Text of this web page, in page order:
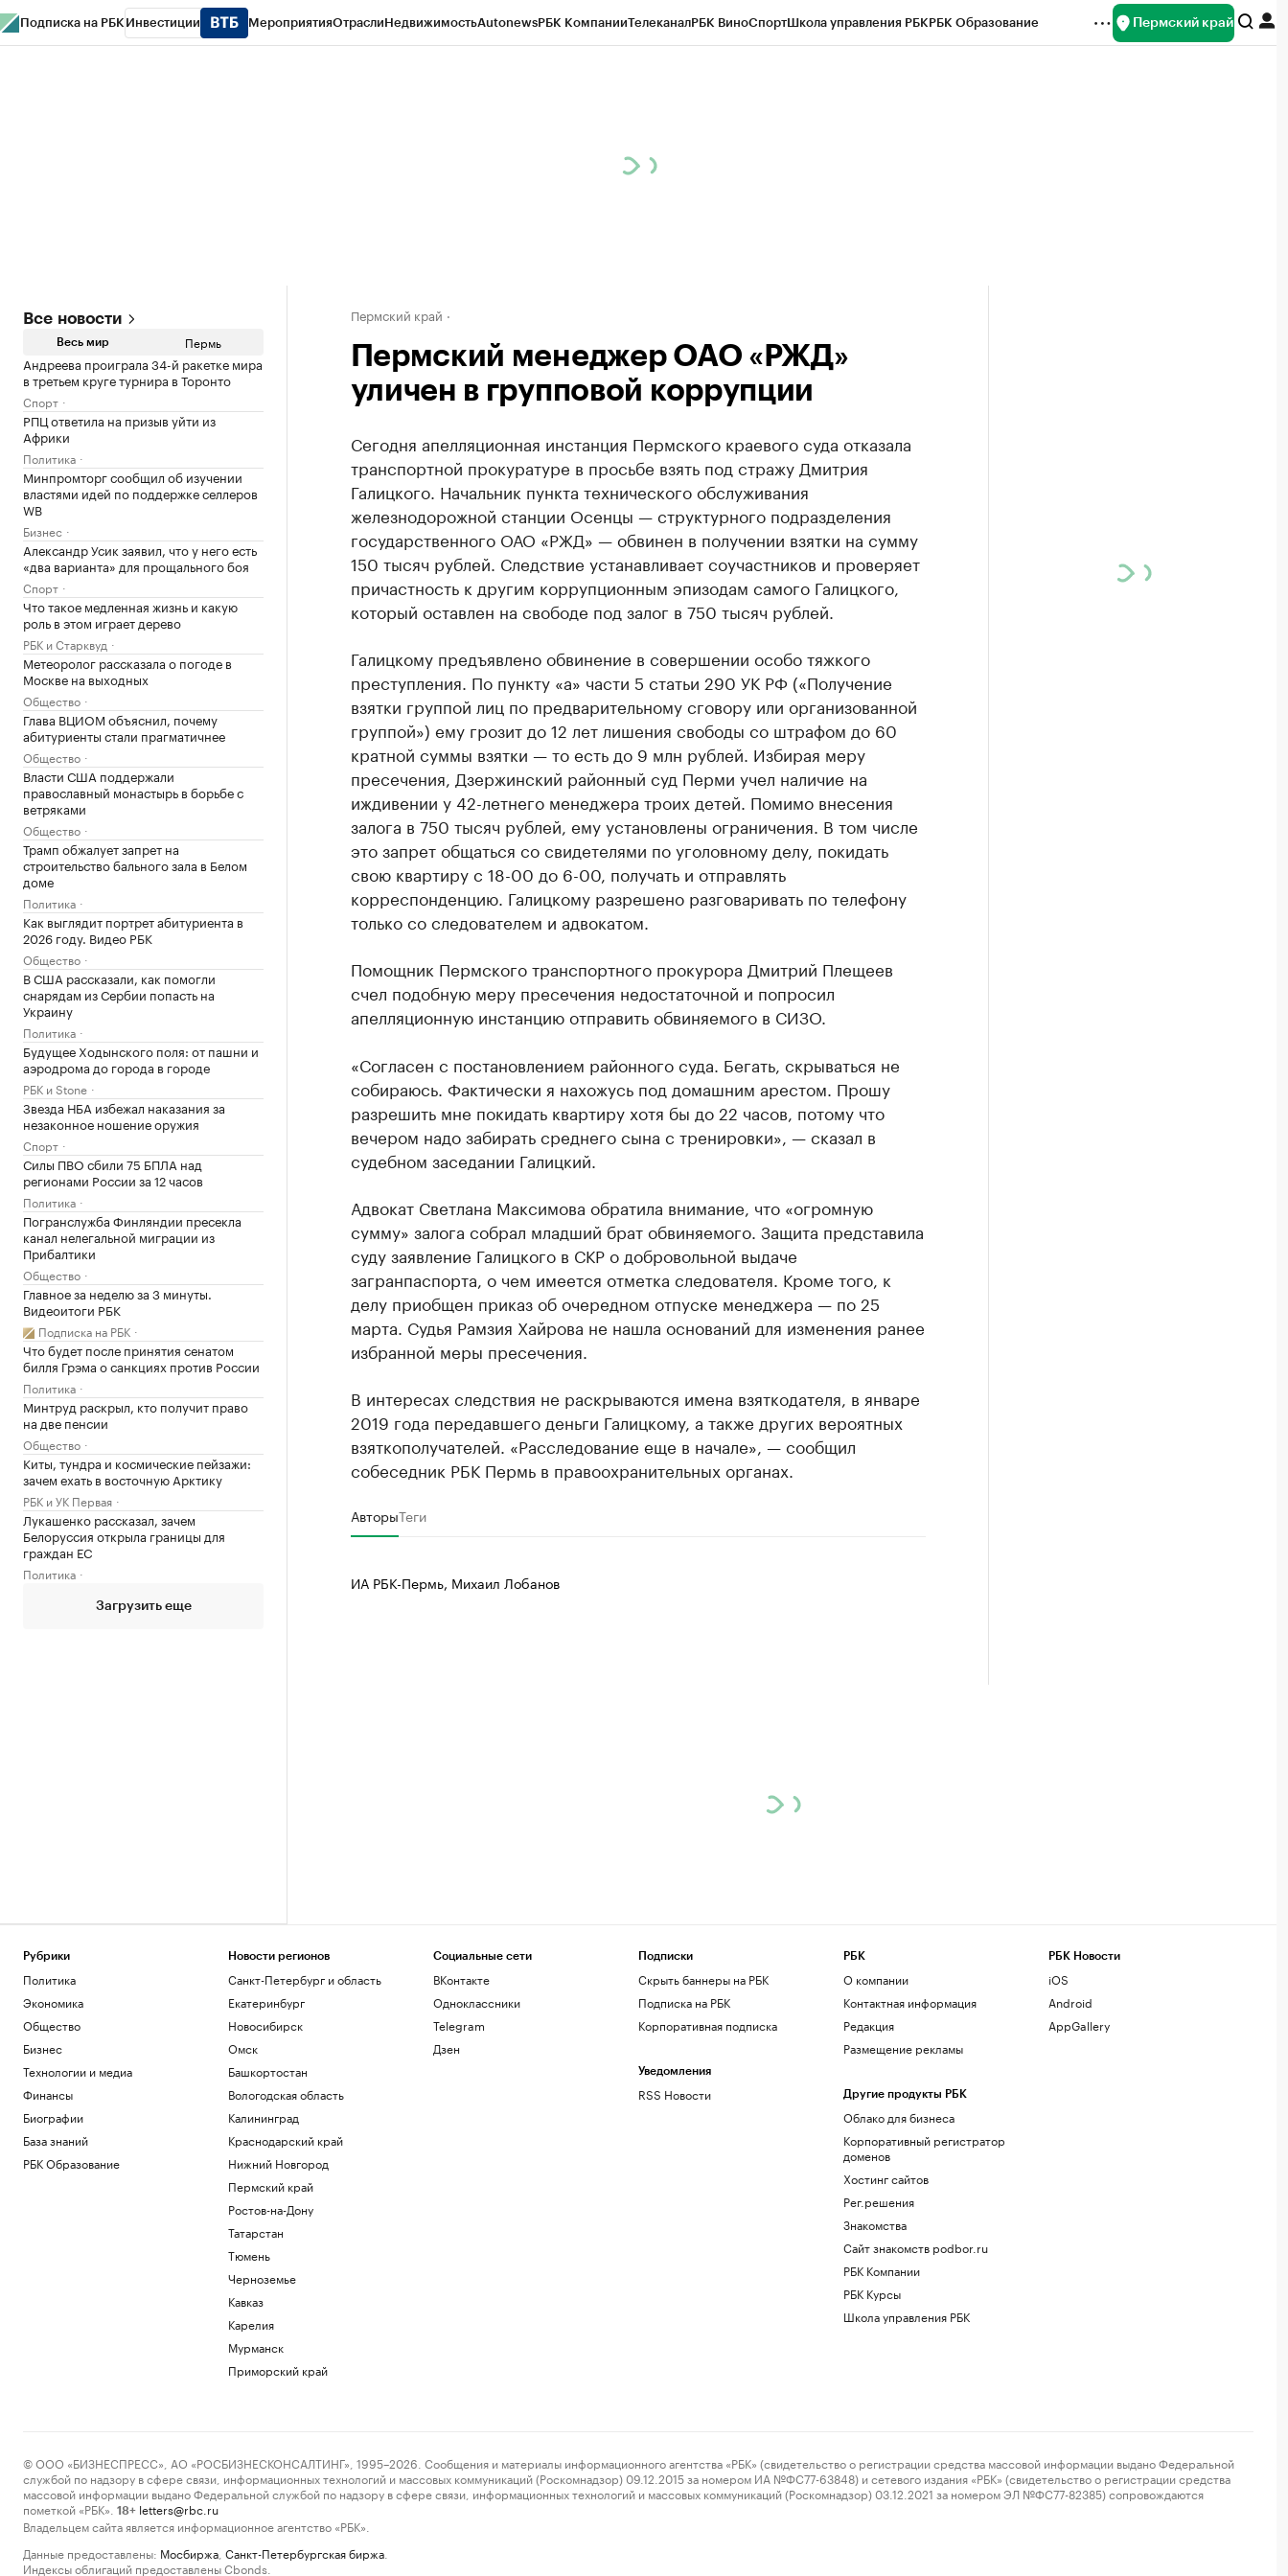
Подписка на РБК Инвестиции МероприятияОтраслиНедвижимостьAutonewsРБК КомпанииТелеканалРБК ВиноСпортШкола управления РБКРБК Образование Пермский край
Все новости
Весь мир Пермь
Андреева проиграла 34-й ракетке мира
в третьем круге турнира в Торонто
Спорт
РПЦ ответила на призыв уйти из
Африки
Политика
Минпромторг сообщил об изучении
властями идей по поддержке селлеров
WB
Бизнес
Александр Усик заявил, что у него есть
«два варианта» для прощального боя
Спорт
Что такое медленная жизнь и какую
роль в этом играет дерево
РБК и Старквуд
Метеоролог рассказала о погоде в
Москве на выходных
Общество
Глава ВЦИОМ объяснил, почему
абитуриенты стали прагматичнее
Общество
Власти США поддержали
православный монастырь в борьбе с
ветряками
Общество
Трамп обжалует запрет на
строительство бального зала в Белом
доме
Политика
Как выглядит портрет абитуриента в
2026 году. Видео РБК
Общество
В США рассказали, как помогли
снарядам из Сербии попасть на
Украину
Политика
Будущее Ходынского поля: от пашни и
аэродрома до города в городе
РБК и Stone
Звезда НБА избежал наказания за
незаконное ношение оружия
Спорт
Силы ПВО сбили 75 БПЛА над
регионами России за 12 часов
Политика
Погранслужба Финляндии пресекла
канал нелегальной миграции из
Прибалтики
Общество
Главное за неделю за 3 минуты.
Видеоитоги РБК
Подписка на РБК
Что будет после принятия сенатом
билля Грэма о санкциях против России
Политика
Минтруд раскрыл, кто получит право
на две пенсии
Общество
Киты, тундра и космические пейзажи:
зачем ехать в восточную Арктику
РБК и УК Первая
Лукашенко рассказал, зачем
Белоруссия открыла границы для
граждан ЕС
Политика
Загрузить еще
Пермский край
Пермский менеджер ОАО «РЖД»
уличен в групповой коррупции
Сегодня апелляционная инстанция Пермского краевого суда отказала
транспортной прокуратуре в просьбе взять под стражу Дмитрия
Галицкого. Начальник пункта технического обслуживания
железнодорожной станции Осенцы — структурного подразделения
государственного ОАО «РЖД» — обвинен в получении взятки на сумму
150 тысяч рублей. Следствие устанавливает соучастников и проверяет
причастность к другим коррупционным эпизодам самого Галицкого,
который оставлен на свободе под залог в 750 тысяч рублей.
Галицкому предъявлено обвинение в совершении особо тяжкого
преступления. По пункту «а» части 5 статьи 290 УК РФ («Получение
взятки группой лиц по предварительному сговору или организованной
группой») ему грозит до 12 лет лишения свободы со штрафом до 60
кратной суммы взятки — то есть до 9 млн рублей. Избирая меру
пресечения, Дзержинский районный суд Перми учел наличие на
иждивении у 42-летнего менеджера троих детей. Помимо внесения
залога в 750 тысяч рублей, ему установлены ограничения. В том числе
это запрет общаться со свидетелями по уголовному делу, покидать
свою квартиру с 18-00 до 6-00, получать и отправлять
корреспонденцию. Галицкому разрешено разговаривать по телефону
только со следователем и адвокатом.
Помощник Пермского транспортного прокурора Дмитрий Плещеев
счел подобную меру пресечения недостаточной и попросил
апелляционную инстанцию отправить обвиняемого в СИЗО.
«Согласен с постановлением районного суда. Бегать, скрываться не
собираюсь. Фактически я нахожусь под домашним арестом. Прошу
разрешить мне покидать квартиру хотя бы до 22 часов, потому что
вечером надо забирать среднего сына с тренировки», — сказал в
судебном заседании Галицкий.
Адвокат Светлана Максимова обратила внимание, что «огромную
сумму» залога собрал младший брат обвиняемого. Защита представила
суду заявление Галицкого в СКР о добровольной выдаче
загранпаспорта, о чем имеется отметка следователя. Кроме того, к
делу приобщен приказ об очередном отпуске менеджера — по 25
марта. Судья Рамзия Хайрова не нашла оснований для изменения ранее
избранной меры пресечения.
В интересах следствия не раскрываются имена взяткодателя, в январе
2019 года передавшего деньги Галицкому, а также других вероятных
взяткополучателей. «Расследование еще в начале», — сообщил
собеседник РБК Пермь в правоохранительных органах.
АвторыТеги
ИА РБК-Пермь, Михаил Лобанов
Рубрики
Политика
Экономика
Общество
Бизнес
Технологии и медиа
Финансы
Биографии
База знаний
РБК Образование
Новости регионов
Санкт-Петербург и область
Екатеринбург
Новосибирск
Омск
Башкортостан
Вологодская область
Калининград
Краснодарский край
Нижний Новгород
Пермский край
Ростов-на-Дону
Татарстан
Тюмень
Черноземье
Кавказ
Карелия
Мурманск
Приморский край
Социальные сети
ВКонтакте
Одноклассники
Telegram
Дзен
Подписки
Скрыть баннеры на РБК
Подписка на РБК
Корпоративная подписка
Уведомления
RSS Новости
РБК
О компании
Контактная информация
Редакция
Размещение рекламы
Другие продукты РБК
Облако для бизнеса
Корпоративный регистратор
доменов
Хостинг сайтов
Рег.решения
Знакомства
Сайт знакомств podbor.ru
РБК Компании
РБК Курсы
Школа управления РБК
РБК Новости
iOS
Android
AppGallery
© ООО «БИЗНЕСПРЕСС», АО «РОСБИЗНЕСКОНСАЛТИНГ», 1995–2026. Сообщения и материалы информационного агентства «РБК» (свидетельство о регистрации средства массовой информации выдано Федеральной
службой по надзору в сфере связи, информационных технологий и массовых коммуникаций (Роскомнадзор) 09.12.2015 за номером ИА №ФС77-63848) и сетевого издания «РБК» (свидетельство о регистрации средства
массовой информации выдано Федеральной службой по надзору в сфере связи, информационных технологий и массовых коммуникаций (Роскомнадзор) 03.12.2021 за номером ЭЛ №ФС77-82385) сопровождаются
пометкой «РБК».
18+ letters@rbc.ru
Владельцем сайта является информационное агентство «РБК».
Данные предоставлены: Мосбиржа Санкт-Петербургская биржа
Индексы облигаций предоставлены Cbonds.